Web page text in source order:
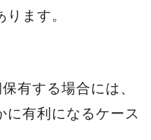
ます。
有する場合には、
に有利になるケース